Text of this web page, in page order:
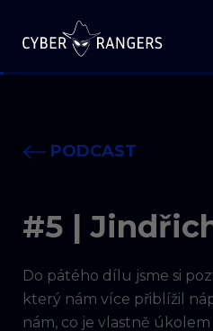
PODCAST
#5 |
Do pátého dílu jsme si
který nám více přiblížil
nám, co je vlastně